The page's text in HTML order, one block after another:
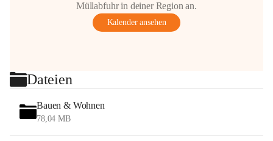
Müllabfuhr in deiner Region an.
Kalender ansehen
Dateien
Bauen & Wohnen
78,04 MB